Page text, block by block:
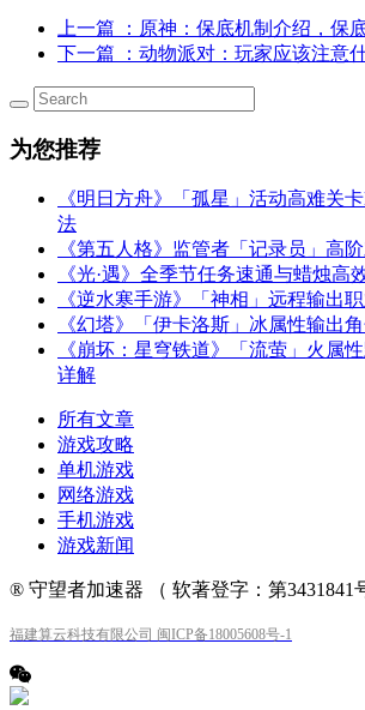
上一篇
：原神：保底机制介绍，保
下一篇
：动物派对：玩家应该注意
为您推荐
《明日方舟》「孤星」活动高难关
法
《第五人格》监管者「记录员」高
《光·遇》全季节任务速通与蜡烛高
《逆水寒手游》「神相」远程输出
《幻塔》「伊卡洛斯」冰属性输出
《崩坏：星穹铁道》「流萤」火属
详解
所有文章
游戏攻略
单机游戏
网络游戏
手机游戏
游戏新闻
® 守望者加速器 （ 软著登字：第3431841
福建算云科技有限公司 闽ICP备18005608号-1